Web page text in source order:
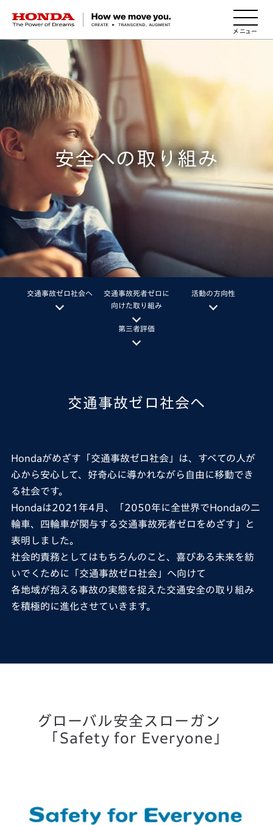
HONDA The Power of Dreams
安全への取り組み
交通事故ゼロ社会へ
交通事故死者ゼロに
向けた取り組み
活動の方向性
第三者評価
交通事故ゼロ社会へ
Hondaがめざす「交通事故ゼロ社会」は、すべての人が
心から安心して、好奇心に導かれながら自由に移動でき
る社会です。
Hondaは2021年4月、「2050年に全世界でHondaの二
輪車、四輪車が関与する交通事故死者ゼロをめざす」と
表明しました。
社会的責務としてはもちろんのこと、喜びある未来を紡
いでくために「交通事故ゼロ社会」へ向けて
各地域が抱える事故の実態を捉えた交通安全の取り組み
を積極的に進化させていきます。
グローバル安全スローガン
「Safety for Everyone」